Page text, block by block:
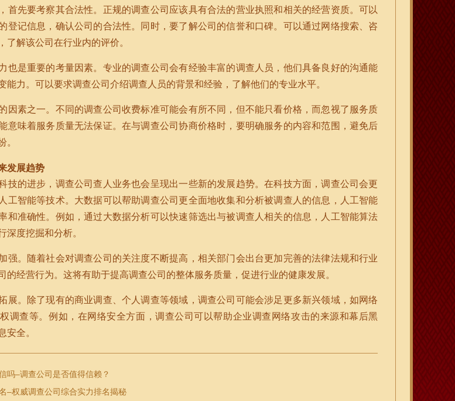
首先要考察其合法性。正规的调查公司应该具有合法的营业执照和相关的经营资质。可以
登记信息，确认公司的合法性。同时，要了解公司的信誉和口碑。可以通过网络搜索、咨
了解该公司在行业内的评价。
也是重要的考量因素。专业的调查公司会有经验丰富的调查人员，他们具备良好的沟通能
能力。可以要求调查公司介绍调查人员的背景和经验，了解他们的专业水平。
因素之一。不同的调查公司收费标准可能会有所不同，但不能只看价格，而忽视了服务质
意味着服务质量无法保证。在与调查公司协商价格时，要明确服务的内容和范围，避免后
。
发展趋势
技的进步，调查公司查人业务也会呈现出一些新的发展趋势。在科技方面，调查公司会更
工智能等技术。大数据可以帮助调查公司更全面地收集和分析被调查人的信息，人工智能
和准确性。例如，通过大数据分析可以快速筛选出与被调查人相关的信息，人工智能算法
深度挖掘和分析。
强。随着社会对调查公司的关注度不断提高，相关部门会出台更加完善的法律法规和行业
的经营行为。这将有助于提高调查公司的整体服务质量，促进行业的健康发展。
展。除了现有的商业调查、个人调查等领域，调查公司可能会涉足更多新兴领域，如网络
调查等。例如，在网络安全方面，调查公司可以帮助企业调查网络攻击的来源和幕后黑
安全。
吗–调查公司是否值得信赖？
–权威调查公司综合实力排名揭秘